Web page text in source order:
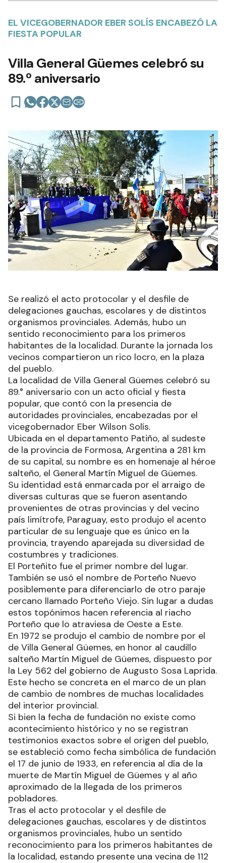
EL VICEGOBERNADOR EBER SOLÍS ENCABEZÓ LA
FIESTA POPULAR
Villa General Güemes celebró su
89.º aniversario
Se realizó el acto protocolar y el desfile de
delegaciones gauchas, escolares y de distintos
organismos provinciales. Además, hubo un
sentido reconocimiento para los primeros
habitantes de la localidad. Durante la jornada los
vecinos compartieron un rico locro, en la plaza
del pueblo.
La localidad de Villa General Güemes celebró su
89.° aniversario con un acto oficial y fiesta
popular, que contó con la presencia de
autoridades provinciales, encabezadas por el
vicegobernador Eber Wilson Solís.
Ubicada en el departamento Patiño, al sudeste
de la provincia de Formosa, Argentina a 281 km
de su capital, su nombre es en homenaje al héroe
salteño, el General Martín Miguel de Güemes.
Su identidad está enmarcada por el arraigo de
diversas culturas que se fueron asentando
provenientes de otras provincias y del vecino
país limítrofe, Paraguay, esto produjo el acento
particular de su lenguaje que es único en la
provincia, trayendo aparejada su diversidad de
costumbres y tradiciones.
El Porteñito fue el primer nombre del lugar.
También se usó el nombre de Porteño Nuevo
posiblemente para diferenciarlo de otro paraje
cercano llamado Porteño Viejo. Sin lugar a dudas
estos topónimos hacen referencia al riacho
Porteño que lo atraviesa de Oeste a Este.
En 1972 se produjo el cambio de nombre por el
de Villa General Güemes, en honor al caudillo
salteño Martín Miguel de Güemes, dispuesto por
la Ley 562 del gobierno de Augusto Sosa Laprida.
Este hecho se concreta en el marco de un plan
de cambio de nombres de muchas localidades
del interior provincial.
Si bien la fecha de fundación no existe como
acontecimiento histórico y no se registran
testimonios exactos sobre el origen del pueblo,
se estableció como fecha simbólica de fundación
el 17 de junio de 1933, en referencia al día de la
muerte de Martín Miguel de Güemes y al año
aproximado de la llegada de los primeros
pobladores.
Tras el acto protocolar y el desfile de
delegaciones gauchas, escolares y de distintos
organismos provinciales, hubo un sentido
reconocimiento para los primeros habitantes de
la localidad, estando presente una vecina de 112